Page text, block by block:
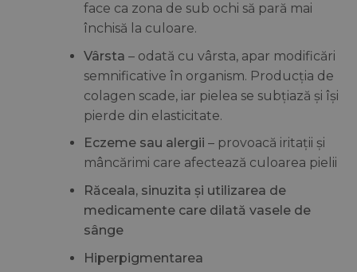
face ca zona de sub ochi să pară mai
închisă la culoare.
Vârsta – odată cu vârsta, apar modificări
semnificative în organism. Producția de
colagen scade, iar pielea se subțiază și își
pierde din elasticitate.
Eczeme sau alergii – provoacă iritații și
mâncărimi care afectează culoarea pielii
Răceala, sinuzita și utilizarea de
medicamente care dilată vasele de
sânge
Hiperpigmentarea